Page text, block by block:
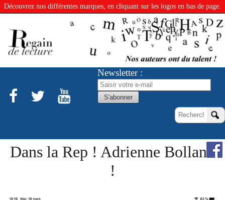
Découvrez nos différentes marques, en cliquant sur les logos en bas de page.
Newsletter :
Dans la Rep ! Adrienne Bolland
!